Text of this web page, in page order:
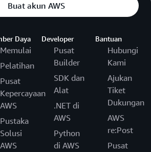
Buat akun AWS
Daya
Memulai
Pelatihan
Pusat
Kepercayaan
AWS
Pustaka
Solusi
AWS
Developer
Pusat
Builder
SDK dan
Alat
.NET di
AWS
Python
di AWS
Bantuan
Hubungi
Kami
Ajukan
Tiket
Dukungan
AWS
re:Post
Pusat